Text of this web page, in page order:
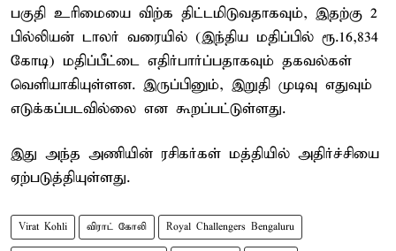
பகுதி உரிமையை விற்க திட்டமிடுவதாகவும், இதற்கு 2
பில்லியன் டாலர் வரையில் (இந்திய மதிப்பில் ரூ.16,834
கோடி) மதிப்பீட்டை எதிர்பார்ப்பதாகவும் தகவல்கள்
வெளியாகியுள்ளன. இருப்பினும், இறுதி முடிவு எதுவும்
எடுக்கப்படவில்லை என கூறப்பட்டுள்ளது.
இது அந்த அணியின் ரசிகர்கள் மத்தியில் அதிர்ச்சியை
ஏற்படுத்தியுள்ளது.
Virat Kohli விராட் கோலி Royal Challengers Bengaluru